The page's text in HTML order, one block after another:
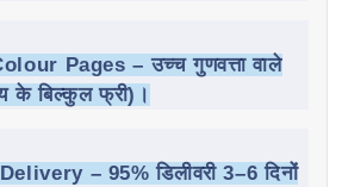
Pages – उच्च गुणवत्ता वाले
के बिल्कुल फ्री)।
– 95% डिलीवरी 3–6 दिनों